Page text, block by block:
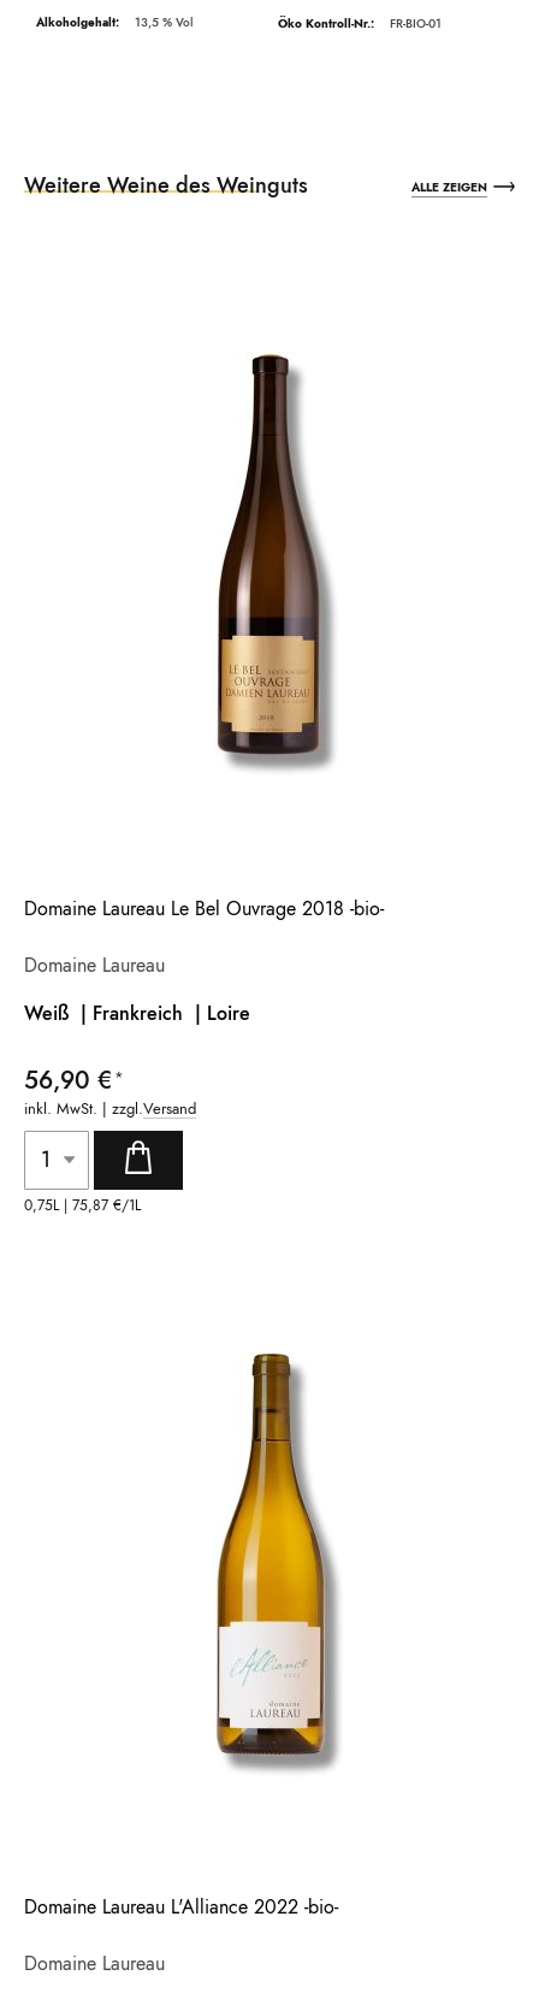
13,5
FR-BIO-01
Weitere Weine des Weinguts ALLE ZEIGEN
Domaine Laureau Le Bel Ouvrage 2018 -bio-
Domaine Laureau
Weiß | Frankreich | Loire
56,90 €
inkl. MwSt. | zzgl.Versand
0,75L | 75,87 €/1L
Domaine Laureau L'Alliance 2022 -bio-
Domaine Laureau